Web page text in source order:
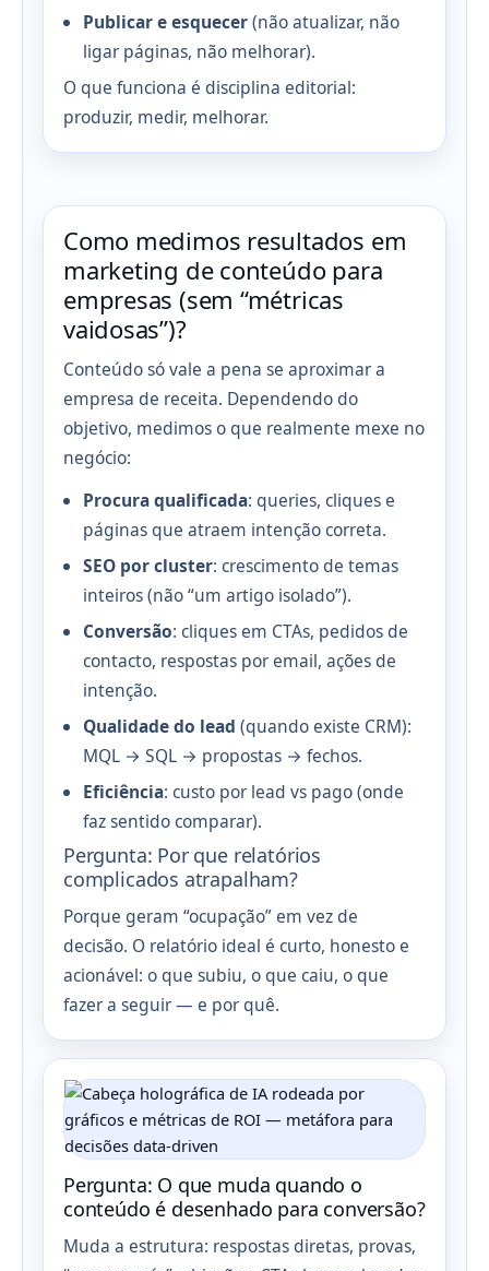
Publicar e esquecer(não atualizar, não
ligar páginas, não melhorar).
O que funciona é disciplina editorial:
produzir, medir, melhorar.
Como medimos resultados em
marketing de conteúdo para
empresas (sem “métricas
vaidosas”)?
Conteúdo só vale a pena se aproximar a
empresa de receita. Dependendo do
objetivo, medimos o que realmente mexe no
negócio:
Procura qualificada: queries, cliques e
páginas que atraem intenção correta.
SEO por cluster: crescimento de temas
inteiros (não “um artigo isolado”).
Conversão: cliques em CTAs, pedidos de
contacto, respostas por email, ações de
intenção.
Qualidade do lead (quando existe CRM):
MQL → SQL → propostas → fechos.
Eficiência: custo por lead vs pago (onde
faz sentido comparar).
Pergunta: Por que relatórios
complicados atrapalham?
Porque geram “ocupação” em vez de
decisão. O relatório ideal é curto, honesto e
acionável: o que subiu, o que caiu, o que
fazer a seguir — e por quê.
Pergunta: O que muda quando o
conteúdo é desenhado para conversão?
Muda a estrutura: respostas diretas, provas,